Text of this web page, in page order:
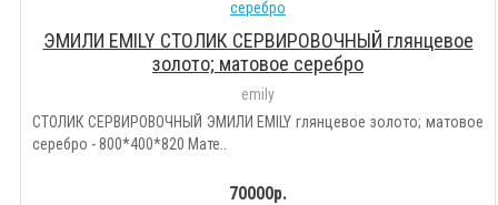
ЭМИЛИ EMILY СТОЛИК СЕРВИРОВОЧНЫЙ глянцевое
золото; матовое серебро
emily
СТОЛИК СЕРВИРОВОЧНЫЙ ЭМИЛИ EMILY глянцевое золото; матовое
серебро - 800*400*820 Мате..
70000р.